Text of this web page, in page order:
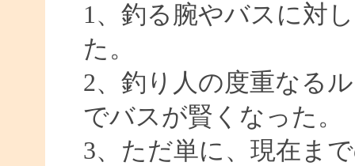
1、釣る腕やバスに対
た。
2、釣り人の度重なる
でバスが賢くなった。
3、ただ単に、現在ま